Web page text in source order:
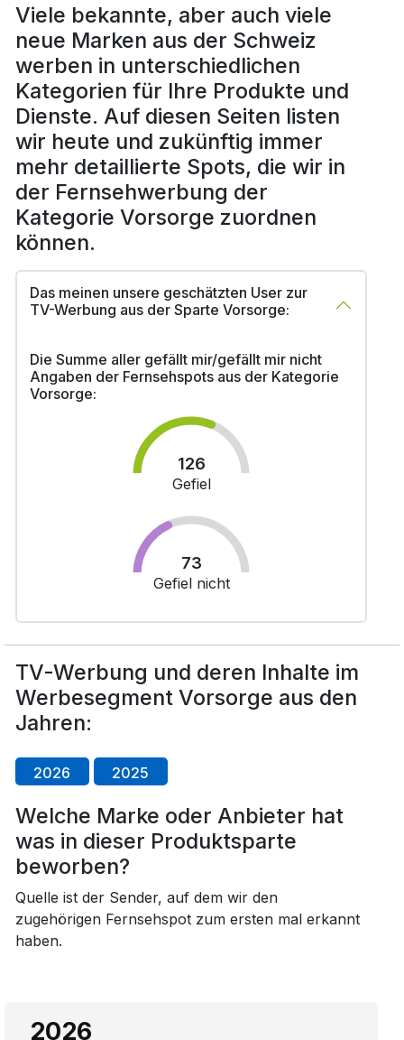
Viele bekannte, aber auch viele
neue Marken aus der Schweiz
werben in unterschiedlichen
Kategorien für Ihre Produkte und
Dienste. Auf diesen Seiten listen
wir heute und zukünftig immer
mehr detaillierte Spots, die wir in
der Fernsehwerbung der
Kategorie Vorsorge zuordnen
können.
Das meinen unsere geschätzten User zur
TV-Werbung aus der Sparte Vorsorge:
Die Summe aller gefällt mir/gefällt mir nicht
Angaben der Fernsehspots aus der Kategorie
Vorsorge:
126
Gefiel
73
Gefiel nicht
TV-Werbung und deren Inhalte im
Werbesegment Vorsorge aus den
Jahren:
2026 2025
Welche Marke oder Anbieter hat
was in dieser Produktsparte
beworben?
Quelle ist der Sender, auf dem wir den
zugehörigen Fernsehspot zum ersten mal erkannt
haben.
2026